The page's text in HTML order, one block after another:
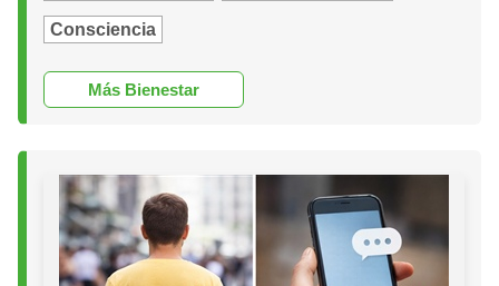
Consciencia
Más Bienestar